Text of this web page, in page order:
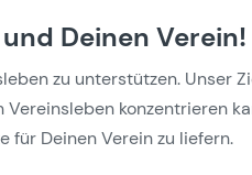
Deinen Verein!
zu unterstützen. Unser
konzentrieren
für Deinen Verein zu liefern.